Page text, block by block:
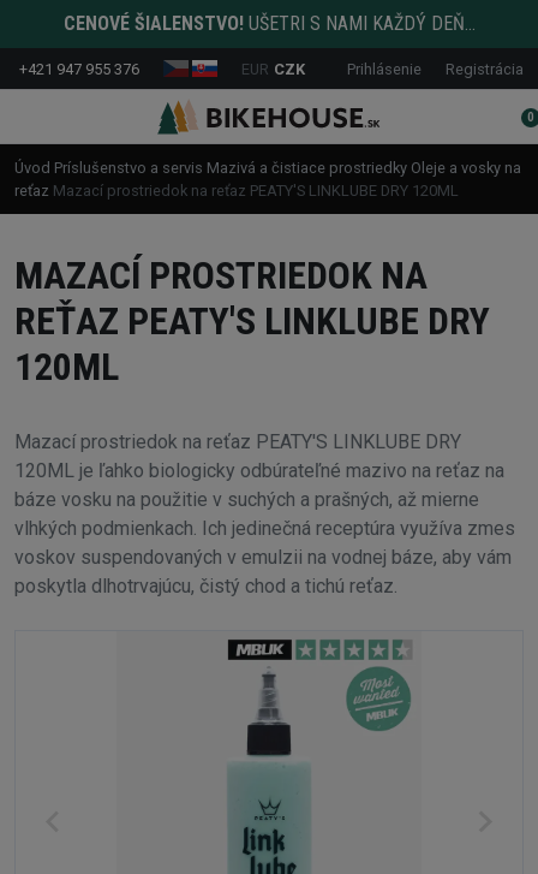
CENOVÉ ŠIALENSTVO! UŠETRI S NAMI KAŽDÝ DEŇ...
+421 947 955 376 EUR CZK Prihlásenie Registrácia
0
Úvod Príslušenstvo a servis Mazivá a čistiace prostriedky Oleje a vosky na
reťaz Mazací prostriedok na reťaz PEATY'S LINKLUBE DRY 120ML
MAZACÍ PROSTRIEDOK NA
REŤAZ PEATY'S LINKLUBE DRY
120ML
Mazací prostriedok na reťaz PEATY'S LINKLUBE DRY
120ML je ľahko biologicky odbúrateľné mazivo na reťaz na
báze vosku na použitie v suchých a prašných, až mierne
vlhkých podmienkach. Ich jedinečná receptúra využíva zmes
voskov suspendovaných v emulzii na vodnej báze, aby vám
poskytla dlhotrvajúcu, čistý chod a tichú reťaz.